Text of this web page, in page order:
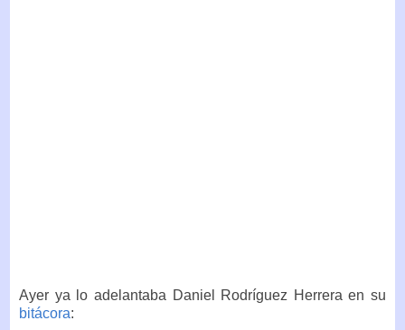
Ayer ya lo adelantaba Daniel Rodríguez Herrera en su
bitácora: